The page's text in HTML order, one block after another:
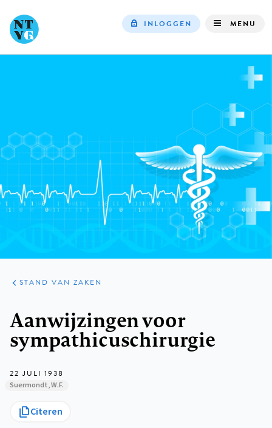
navigation
INLOGGEN MENU
ARTIKELEN
PRAKTIJK
STAND VAN ZAKEN
Aanwijzingen voor
sympathicuschirurgie
22 JULI 1938
Suermondt, W.F.
Citeren